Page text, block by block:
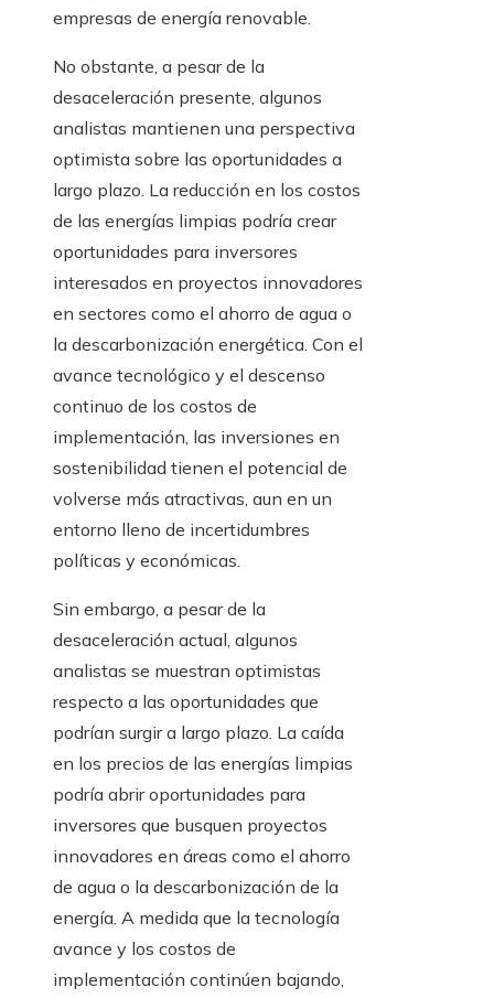
empresas de energía renovable.
No obstante, a pesar de la
desaceleración presente, algunos
analistas mantienen una perspectiva
optimista sobre las oportunidades a
largo plazo. La reducción en los costos
de las energías limpias podría crear
oportunidades para inversores
interesados en proyectos innovadores
en sectores como el ahorro de agua o
la descarbonización energética. Con el
avance tecnológico y el descenso
continuo de los costos de
implementación, las inversiones en
sostenibilidad tienen el potencial de
volverse más atractivas, aun en un
entorno lleno de incertidumbres
políticas y económicas.
Sin embargo, a pesar de la
desaceleración actual, algunos
analistas se muestran optimistas
respecto a las oportunidades que
podrían surgir a largo plazo. La caída
en los precios de las energías limpias
podría abrir oportunidades para
inversores que busquen proyectos
innovadores en áreas como el ahorro
de agua o la descarbonización de la
energía. A medida que la tecnología
avance y los costos de
implementación continúen bajando,